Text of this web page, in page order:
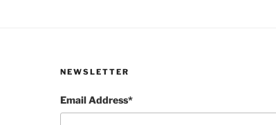
NEWSLETTER
Email Address*